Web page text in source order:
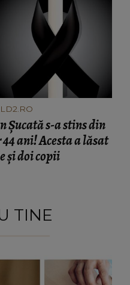
s-a stins din
ani! Acesta a lăsat
și doi copii
TINE